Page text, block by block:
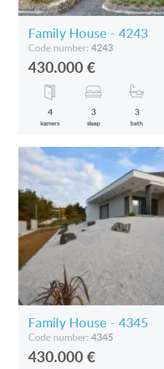
Family House - 4243
Code number: 4243
430.000€
4
kamers
3
slaap
3
bath
Family House - 4345
Code number: 4345
430.000€